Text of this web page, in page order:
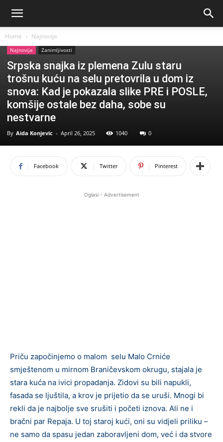
Home Najnovije
Najnovije Zanimljivosti
Srpska snajka iz plemena Zulu staru
trošnu kuću na selu pretovrila u dom iz
snova: Kad je pokazala slike PRE i POSLE,
komšije ostale bez daha, sobe su
nestvarne
By Aida Konjevic - April 26, 2025 1040 0
Facebook Twitter Pinterest
Oglasi - Advertisement
Priču započinjemo o malom selu Malo Crniće
smještenom u mirnom Braničevskom okrugu, stajala je
stara kuća na ivici propadanja. Zidovi su bili napukli,
fasada se ljuštila, a krov je prijetio da se uruši. Mnogi bi
rekli da je najbolje sve srušiti i početi iznova. Ali ne i
bračni par Repaja. U toj staroj kući, oni su vidjeli priliku –
ne samo da spasu jedan zaboravljeni dom, već i da stvore